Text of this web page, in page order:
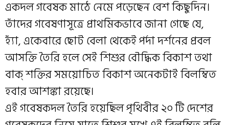
একদল গবেষক মাঠে নেমে পড়েছেন বেশ কিছুদিন।
তাঁদের গবেষণাসূত্রে প্রাথমিকভাবে জানা গেছে যে,
হ্যাঁ, একেবারে ছোট বেলা থেকেই পর্দা দর্শনের প্রবল
আসক্তি তৈরি হলে সেই শিশুর বৌদ্ধিক বিকাশ তথা
বাক্ শক্তির সময়োচিত বিকাশ অনেকটাই বিলম্বিত
হবার আশঙ্কা রয়েছে।
এই গবেষকদল তৈরি হয়েছিল পৃথিবীর ২০ টি দেশের